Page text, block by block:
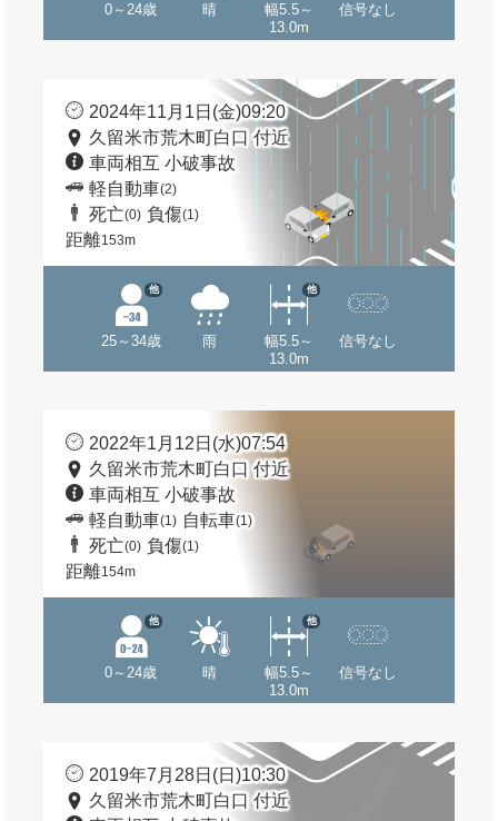
0～24歳 晴
幅5.5～
13.0m
信号なし
2024年11月1日(金)09:20
久留米市荒木町白口 付近
車両相互 小破事故
軽自動車(2)
死亡(0) 負傷(1)
距離153m
25～34歳
他
雨
幅5.5～
13.0m
他
信号なし
2022年1月12日(水)07:54
久留米市荒木町白口 付近
車両相互 小破事故
軽自動車(1) 自転車(1)
死亡(0) 負傷(1)
距離154m
0～24歳
他
晴
幅5.5～
13.0m
他
信号なし
2019年7月28日(日)10:30
久留米市荒木町白口 付近